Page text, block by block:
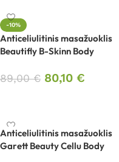
-10%
Anticeliulitinis masažuoklis
Beautifly B-Skinn Body
89,00€ 80,10 €
Anticeliulitinis masažuoklis
Garett Beauty Cellu Body